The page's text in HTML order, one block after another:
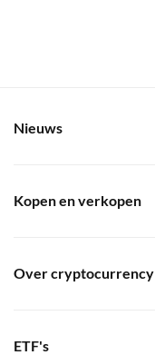
Nieuws
Kopen en verkopen
Over cryptocurrency
ETF's